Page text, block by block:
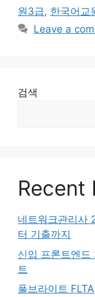
원3급, 한국어교
Leave a
검색
Recent
네트워크관리사
터 기출까지
신입 프론트엔드
트
풀브라이트